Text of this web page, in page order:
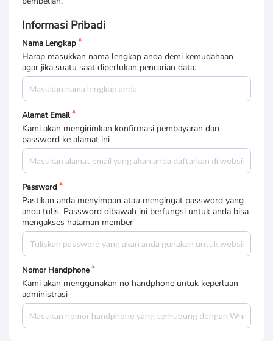
Informasi Pribadi
Nama Lengkap
Harap masukkan nama lengkap anda demi kemudahaan
agar jika suatu saat diperlukan pencarian data.
Alamat Email
Kami akan mengirimkan konfirmasi pembayaran dan
password ke alamat ini
Password
Pastikan anda menyimpan atau mengingat password yang
anda tulis. Password dibawah ini berfungsi untuk anda bisa
mengakses halaman member
Nomor Handphone
Kami akan menggunakan no handphone untuk keperluan
administrasi